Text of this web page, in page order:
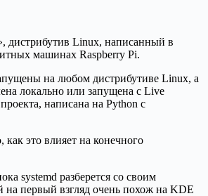
дистрибутив Linux, написанный в
машинах Raspberry Pi.
на любом дистрибутиве Linux, а
локально или запущена с Live
написана на Python с
это влияет на конечного
systemd разберется со своим
на первый взгляд очень похож на KDE